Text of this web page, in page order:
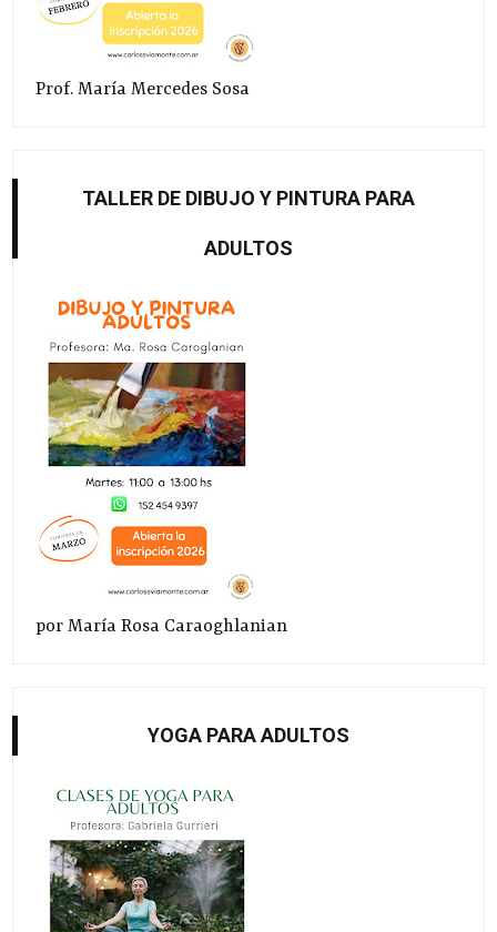
Prof. María Mercedes Sosa
TALLER DE DIBUJO Y PINTURA PARA
ADULTOS
por María Rosa Caraoghlanian
YOGA PARA ADULTOS